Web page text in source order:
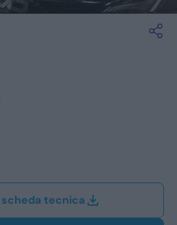
Renault
scheda tecnica